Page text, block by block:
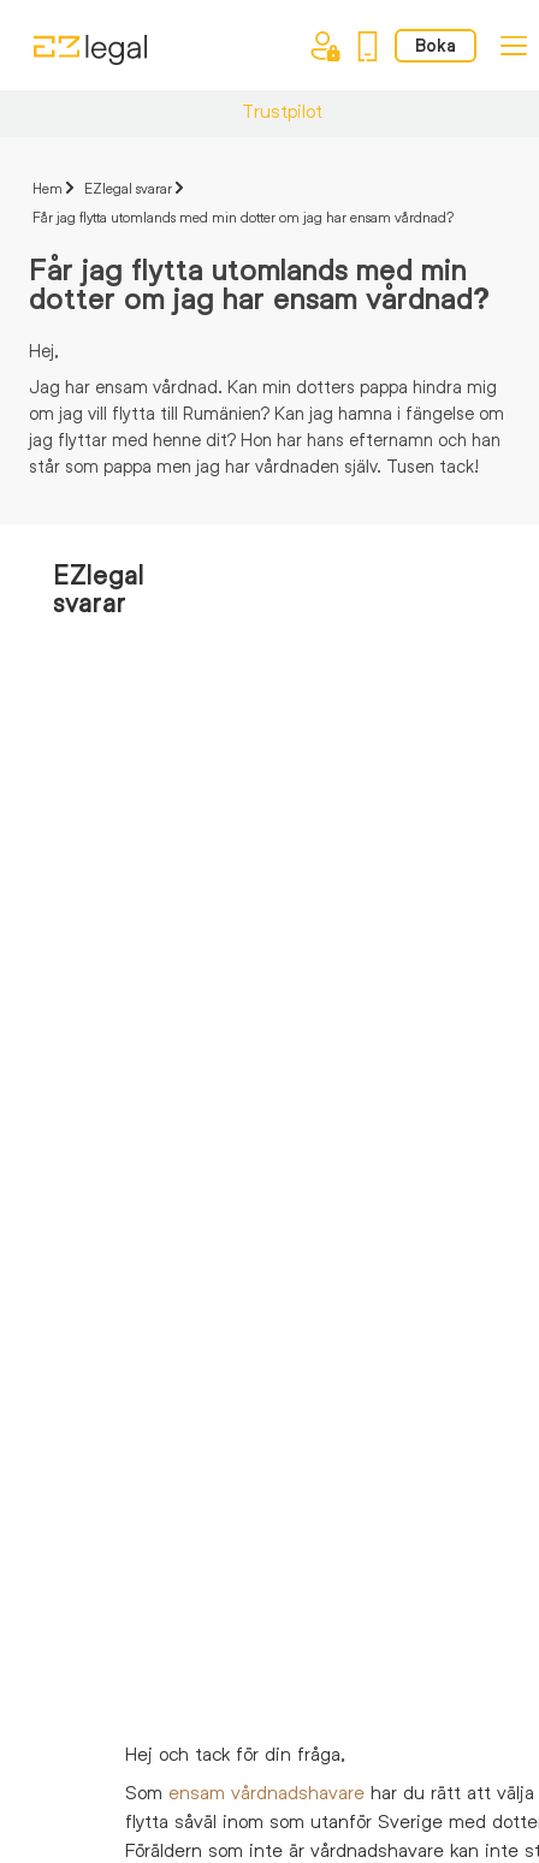
Boka
Trustpilot
Hem
EZlegal svarar
Får jag flytta utomlands med min dotter om jag har ensam vårdnad?
Får jag flytta utomlands med min
dotter om jag har ensam vårdnad?
Hej,
Jag har ensam vårdnad. Kan min dotters pappa hindra mig
om jag vill flytta till Rumänien? Kan jag hamna i fängelse om
jag flyttar med henne dit? Hon har hans efternamn och han
står som pappa men jag har vårdnaden själv. Tusen tack!
EZlegal
svarar
Hej och tack för din fråga,
Som ensam vårdnadshavare har du rätt att
flytta såväl inom som utanför Sverige med
Föräldern som inte är vårdnadshavare kan inte